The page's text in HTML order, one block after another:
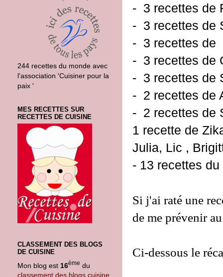
- 3 recettes de
- 3 recettes de
- 3 recettes de
- 3 recettes de
- 3 recettes de
- 2 recettes de
- 2 recettes de
1 recette de
Julia, Lic ,
- 13 recettes
Si j'ai raté une
de me prévenir
Ci-dessous le
244 recettes du monde avec
l'association 'Cuisiner pour la
paix '
MES RECETTES SUR
RECETTES DE CUISINE
CLASSEMENT DES BLOGS
DE CUISINE
Mon blog est 16ème du
classement des blogs cuisine